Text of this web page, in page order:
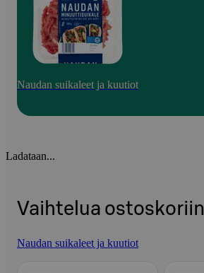
Naudan suikaleet ja kuutiot
Ladataan...
Vaihtelua ostoskoriin
Naudan suikaleet ja kuutiot